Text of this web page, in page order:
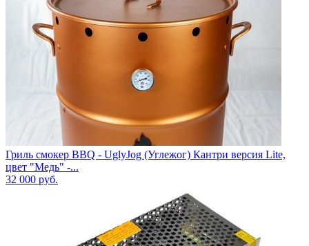
Гриль смокер BBQ - UglyJog (Углежог) Кантри версия Lite,
цвет "Медь" -...
32 000 руб.